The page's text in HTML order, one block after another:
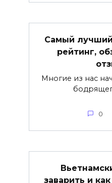
Самый
рейтинг,
Многие из нас
0
заварить и